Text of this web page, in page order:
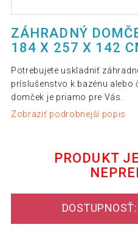
ZÁHRADNÝ
184 X 257 X 142
Potrebujete uskladniť
príslušenstvo k bazénu alebo
domček je priamo pre Vás.
Zobraziť podrobnejší popis
PRODUKT